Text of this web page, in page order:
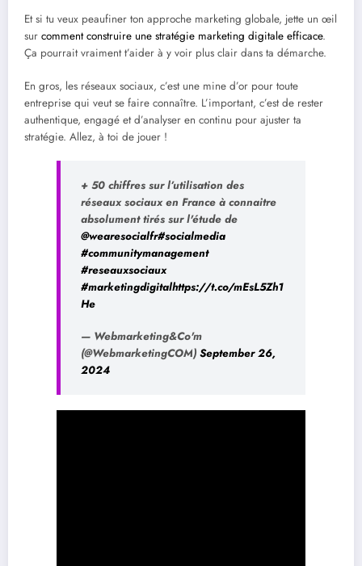
Et si tu veux peaufiner ton approche marketing globale, jette un œil
sur comment construire une stratégie marketing digitale efficace.
Ça pourrait vraiment t’aider à y voir plus clair dans ta démarche.
En gros, les réseaux sociaux, c’est une mine d’or pour toute
entreprise qui veut se faire connaître. L’important, c’est de rester
authentique, engagé et d’analyser en continu pour ajuster ta
stratégie. Allez, à toi de jouer !
+ 50 chiffres sur l’utilisation des
réseaux sociaux en France à connaitre
absolument tirés sur l'étude de
@wearesocialfr#socialmedia
#communitymanagement
#reseauxsociaux
#marketingdigitalhttps://t.co/mEsL5Zh1
He
— Webmarketing&Co'm
(@WebmarketingCOM) September 26,
2024